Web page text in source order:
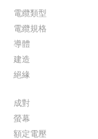
電纜類型
電纜規格
導體
建造
絕緣
成對
螢幕
額定電壓